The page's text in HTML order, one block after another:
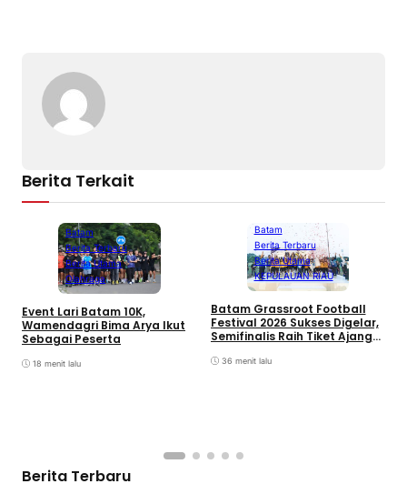
Berita Terkait
Batam
Berita Terbaru
Berita Utama
Olahraga
Event Lari Batam 10K,
Wamendagri Bima Arya Ikut
Sebagai Peserta
18 menit lalu
Batam
Berita Terbaru
Berita Utama
KEPULAUAN RIAU
Batam Grassroot Football
Festival 2026 Sukses Digelar,
Semifinalis Raih Tiket Ajang
36 menit lalu
Berita Terbaru